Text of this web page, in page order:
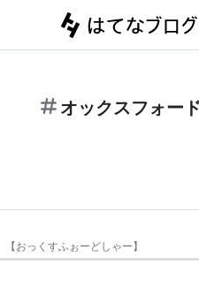
オックスフォー
【おっくすふぉーどしゃー】